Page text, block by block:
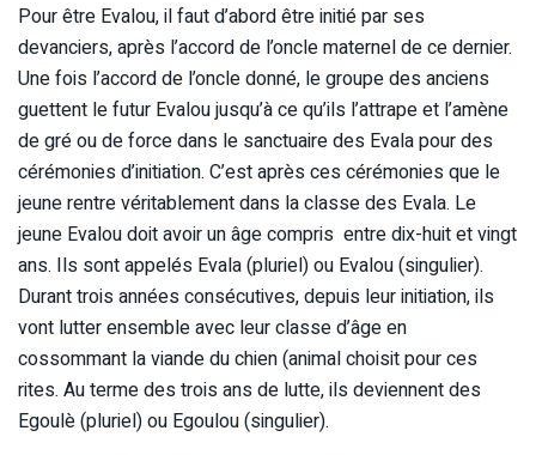
Pour être Evalou, il faut d’abord être initié par ses
devanciers, après l’accord de l’oncle maternel de ce dernier.
Une fois l’accord de l’oncle donné, le groupe des anciens
guettent le futur Evalou jusqu’à ce qu’ils l’attrape et l’amène
de gré ou de force dans le sanctuaire des Evala pour des
cérémonies d’initiation. C’est après ces cérémonies que le
jeune rentre véritablement dans la classe des Evala. Le
jeune Evalou doit avoir un âge compris entre dix-huit et vingt
ans. Ils sont appelés Evala (pluriel) ou Evalou (singulier).
Durant trois années consécutives, depuis leur initiation, ils
vont lutter ensemble avec leur classe d’âge en
cossommant la viande du chien (animal choisit pour ces
rites. Au terme des trois ans de lutte, ils deviennent des
Egoulè (pluriel) ou Egoulou (singulier).